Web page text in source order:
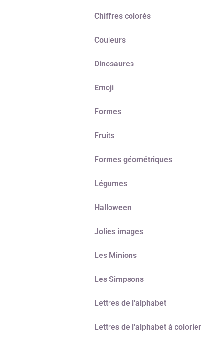
Chiffres colorés
Couleurs
Dinosaures
Emoji
Formes
Fruits
Formes géométriques
Légumes
Halloween
Jolies images
Les Minions
Les Simpsons
Lettres de l'alphabet
Lettres de l'alphabet à colorier